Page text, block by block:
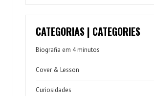
CATEGORIAS | CATEGORIES
Biografia em 4 minutos
Cover & Lesson
Curiosidades